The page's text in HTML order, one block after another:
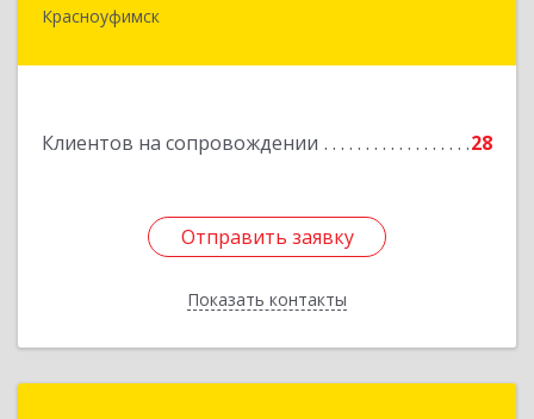
Красноуфимск
Клиентов на сопровождении 28
Отправить заявку
Показать контакты
623300, Свердловская обл, Красноуфимск г,
Отправить заявку
Назад